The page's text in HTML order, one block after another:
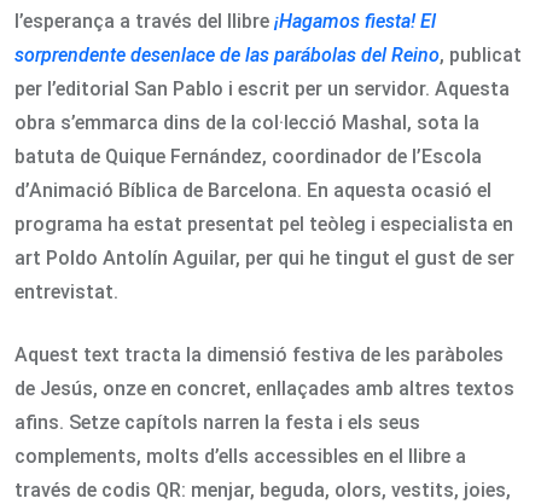
l’esperança a través del llibre ¡Hagamos fiesta! El
sorprendente desenlace de las parábolas del Reino, publicat
per l’editorial San Pablo i escrit per un servidor. Aquesta
obra s’emmarca dins de la col·lecció Mashal, sota la
batuta de Quique Fernández, coordinador de l’Escola
d’Animació Bíblica de Barcelona. En aquesta ocasió el
programa ha estat presentat pel teòleg i especialista en
art Poldo Antolín Aguilar, per qui he tingut el gust de ser
entrevistat.
Aquest text tracta la dimensió festiva de les paràboles
de Jesús, onze en concret, enllaçades amb altres textos
afins. Setze capítols narren la festa i els seus
complements, molts d’ells accessibles en el llibre a
través de codis QR: menjar, beguda, olors, vestits, joies,